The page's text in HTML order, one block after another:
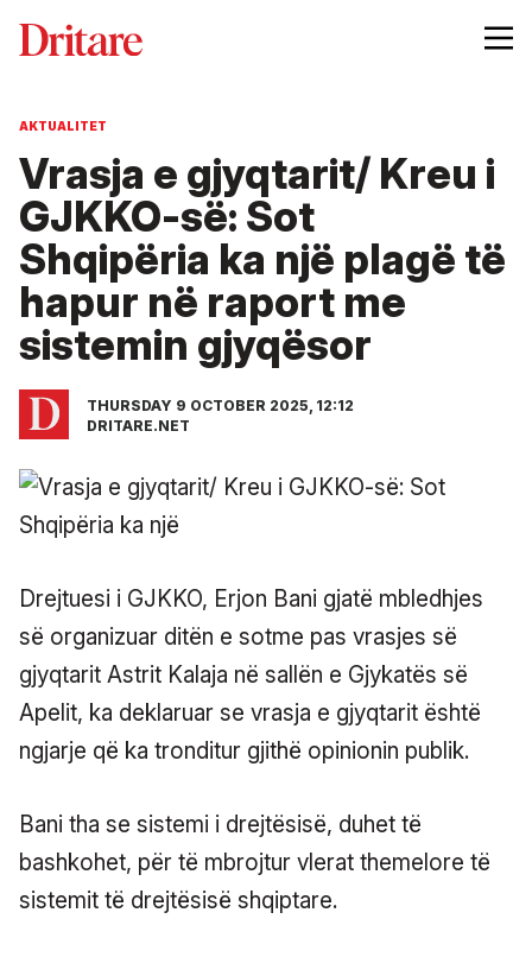
AKTUALITET
Vrasja e gjyqtarit/ Kreu i
GJKKO-së: Sot
Shqipëria ka një plagë të
hapur në raport me
sistemin gjyqësor
THURSDAY 9 OCTOBER 2025, 12:12
DRITARE.NET
Drejtuesi i GJKKO, Erjon Bani gjatë mbledhjes
së organizuar ditën e sotme pas vrasjes së
gjyqtarit Astrit Kalaja në sallën e Gjykatës së
Apelit, ka deklaruar se vrasja e gjyqtarit është
ngjarje që ka tronditur gjithë opinionin publik.
Bani tha se sistemi i drejtësisë, duhet të
bashkohet, për të mbrojtur vlerat themelore të
sistemit të drejtësisë shqiptare.